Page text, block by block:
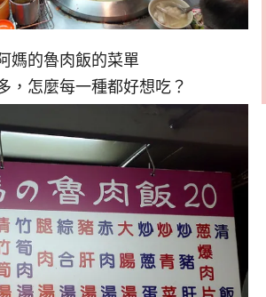
媽的魯肉飯的菜單
，怎麼每一種都好想吃？